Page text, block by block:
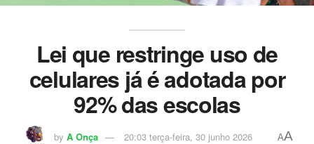
Lei que restringe uso de
celulares já é adotada por
92% das escolas
by A Onça 20:03 terça-feira, 30 junho 2026 AA